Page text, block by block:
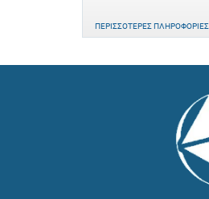
ΠΕΡΙΣΣΌΤΕΡΕΣ ΠΛΗΡΟΦΟΡΊΕΣ